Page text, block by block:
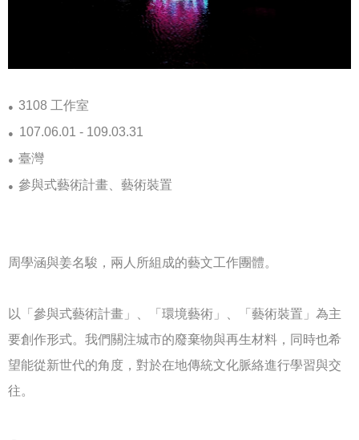
● 3108 工作室
● 107.06.01 - 109.03.31
● 臺灣
● 參與式藝術計畫、藝術裝置
周學涵與姜名駿，兩人所組成的藝文工作團體。
以「參與式藝術計畫」、「環境藝術」、「藝術裝置」為主
要創作形式。我們關注城市的廢棄物與再生材料，同時也希
望能從新世代的角度，對於在地傳統文化脈絡進行學習與交
往。